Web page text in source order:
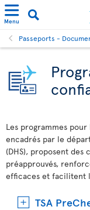
Menu
Passeports -
Les programmes pour
encadrés par le
(DHS), proposent des
préapprouvés,
efficaces et facilitent
TSA